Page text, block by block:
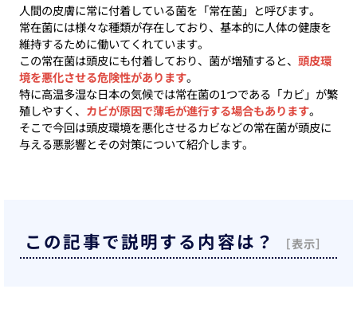
人間の皮膚に常に付着している菌を「常在菌」と呼びます。
常在菌には様々な種類が存在しており、基本的に人体の健康を
維持するために働いてくれています。
この常在菌は頭皮にも付着しており、菌が増殖すると、 頭皮環
境を悪化させる危険性があります。
特に高温多湿な日本の気候では常在菌の1つである「カビ」が繁
殖しやすく、 カビが原因で薄毛が進行する場合もあります。
そこで今回は頭皮環境を悪化させるカビなどの常在菌が頭皮に
与える悪影響とその対策について紹介します。
この記事で説明する内容は？